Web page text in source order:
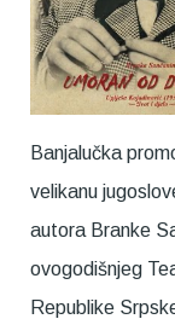
Banjalučka
velikanu
autora Branke
ovogodišnjeg
Republike